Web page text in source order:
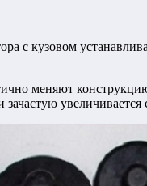
с кузовом
меняют